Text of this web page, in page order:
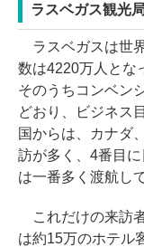
ラスベガス観光
ラスベガスは世
数は4220万人とな
そのうちコンベン
どおり、ビジネス
国からは、カナダ
訪が多く、4番目
は一番多く渡航し
これだけの来訪
は約15万のホテル